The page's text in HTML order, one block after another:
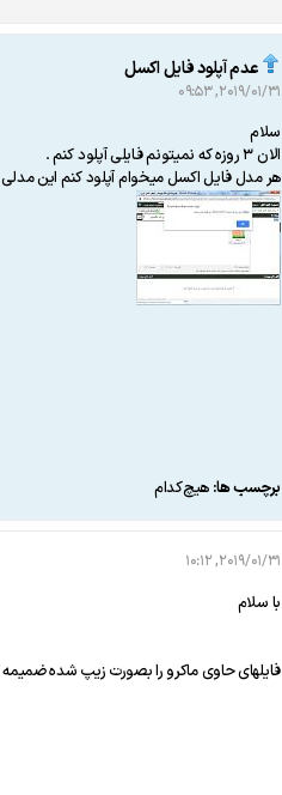
عدم آپلود فایل اکسل
2019/01/31, 09:53
سلام
الان 3 روزه که نمیتونم فایلی آپلود کنم .
هر مدل فایل اکسل میخوام آپلود کنم این مدلی
برچسب ها: هیچ‌کدام
2019/01/31, 10:12
با سلام
فایلهای حاوی ماکرو را بصورت زیپ شده ضمیمه